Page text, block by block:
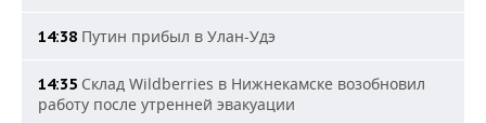
14:38 Путин прибыл в Улан-Удэ
14:35 Склад Wildberries в Нижнекамске возобновил
работу после утренней эвакуации